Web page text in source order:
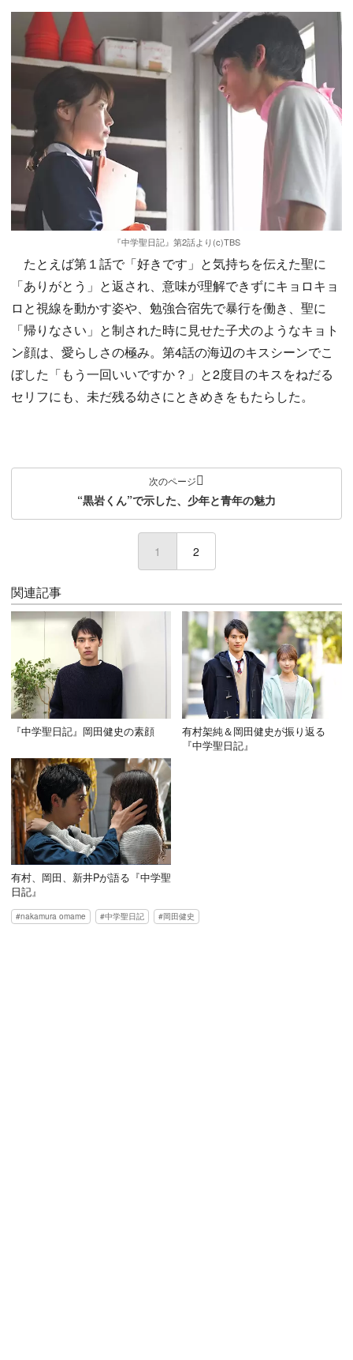
『中学聖日記』第2話より(c)TBS
たとえば第１話で「好きです」と気持ちを伝えた聖に
「ありがとう」と返され、意味が理解できずにキョロキョ
ロと視線を動かす姿や、勉強合宿先で暴行を働き、聖に
「帰りなさい」と制された時に見せた子犬のようなキョト
ン顔は、愛らしさの極み。第4話の海辺のキスシーンでこ
ぼした「もう一回いいですか？」と2度目のキスをねだる
セリフにも、未だ残る幼さにときめきをもたらした。
次のページ
“黒岩くん”で示した、少年と青年の魅力
1 (current)
2
関連記事
『中学聖日記』岡田健史の素顔
有村架純＆岡田健史が振り返る
『中学聖日記』
有村、岡田、新井Pが語る『中学聖
日記』
nakamura omame 中学聖日記 岡田健史